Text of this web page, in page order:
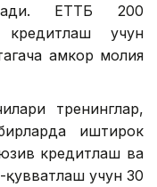
ЕТТБ 200
учун
ҳамкор молия
тренинглар,
иштирок
кредитлаш ва
қувватлаш учун 30